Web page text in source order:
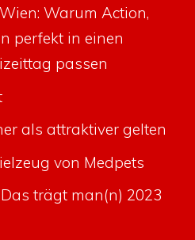
Warum Action,
perfekt in einen
passen
als attraktiver gelten
von Medpets
trägt man(n) 2023